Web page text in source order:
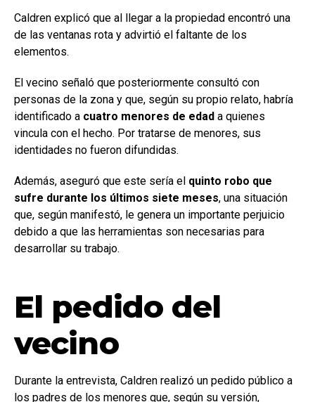
Caldren explicó que al llegar a la propiedad encontró una
de las ventanas rota y advirtió el faltante de los
elementos.
El vecino señaló que posteriormente consultó con
personas de la zona y que, según su propio relato, habría
identificado a cuatro menores de edad a quienes
vincula con el hecho. Por tratarse de menores, sus
identidades no fueron difundidas.
Además, aseguró que este sería el quinto robo que
sufre durante los últimos siete meses, una situación
que, según manifestó, le genera un importante perjuicio
debido a que las herramientas son necesarias para
desarrollar su trabajo.
El pedido del
vecino
Durante la entrevista, Caldren realizó un pedido público a
los padres de los menores que, según su versión,